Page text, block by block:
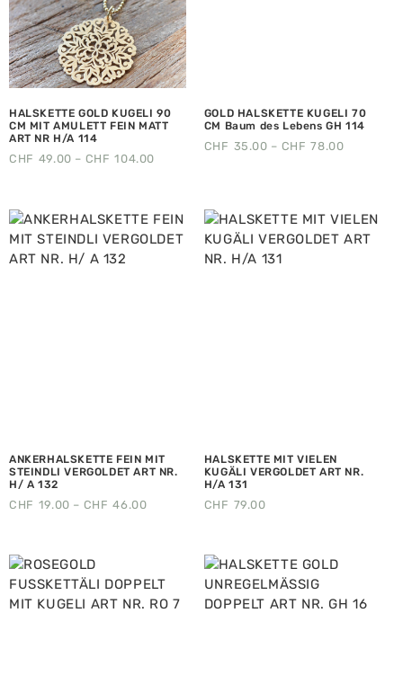
HALSKETTE GOLD KUGELI 90
CM MIT AMULETT FEIN MATT
ART NR H/A 114
CHF 49.00 – CHF 104.00
GOLD HALSKETTE KUGELI 70
CM Baum des Lebens GH 114
CHF 35.00 – CHF 78.00
ANKERHALSKETTE FEIN MIT
STEINDLI VERGOLDET ART NR.
H/ A 132
CHF 19.00 – CHF 46.00
HALSKETTE MIT VIELEN
KUGÄLI VERGOLDET ART NR.
H/A 131
CHF 79.00